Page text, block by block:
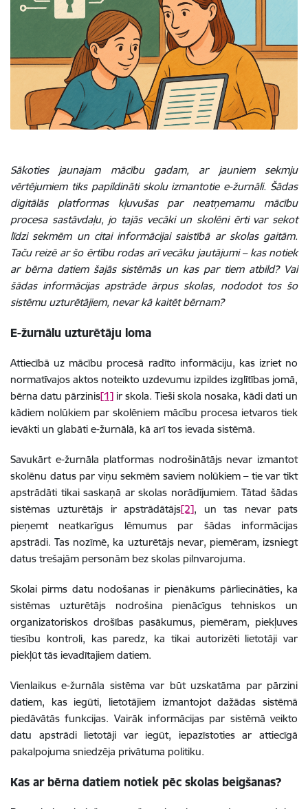
Sākoties jaunajam mācību gadam, ar jauniem sekmju
vērtējumiem tiks papildināti skolu izmantotie e-žurnāli. Šādas
digitālās platformas kļuvušas par neatņemamu mācību
procesa sastāvdaļu, jo tajās vecāki un skolēni ērti var sekot
līdzi sekmēm un citai informācijai saistībā ar skolas gaitām.
Taču reizē ar šo ērtību rodas arī vecāku jautājumi – kas notiek
ar bērna datiem šajās sistēmās un kas par tiem atbild? Vai
šādas informācijas apstrāde ārpus skolas, nododot tos šo
sistēmu uzturētājiem, nevar kā kaitēt bērnam?
E-žurnālu uzturētāju loma
Attiecībā uz mācību procesā radīto informāciju, kas izriet no
normatīvajos aktos noteikto uzdevumu izpildes izglītības jomā,
bērna datu pārzinis[1] ir skola. Tieši skola nosaka, kādi dati un
kādiem nolūkiem par skolēniem mācību procesa ietvaros tiek
ievākti un glabāti e-žurnālā, kā arī tos ievada sistēmā.
Savukārt e-žurnāla platformas nodrošinātājs nevar izmantot
skolēnu datus par viņu sekmēm saviem nolūkiem – tie var tikt
apstrādāti tikai saskaņā ar skolas norādījumiem. Tātad šādas
sistēmas uzturētājs ir apstrādātājs[2], un tas nevar pats
pieņemt neatkarīgus lēmumus par šādas informācijas
apstrādi. Tas nozīmē, ka uzturētājs nevar, piemēram, izsniegt
datus trešajām personām bez skolas pilnvarojuma.
Skolai pirms datu nodošanas ir pienākums pārliecināties, ka
sistēmas uzturētājs nodrošina pienācīgus tehniskos un
organizatoriskos drošības pasākumus, piemēram, piekļuves
tiesību kontroli, kas paredz, ka tikai autorizēti lietotāji var
piekļūt tās ievadītajiem datiem.
Vienlaikus e-žurnāla sistēma var būt uzskatāma par pārzini
datiem, kas iegūti, lietotājiem izmantojot dažādas sistēmā
piedāvātās funkcijas. Vairāk informācijas par sistēmā veikto
datu apstrādi lietotāji var iegūt, iepazīstoties ar attiecīgā
pakalpojuma sniedzēja privātuma politiku.
Kas ar bērna datiem notiek pēc skolas beigšanas?